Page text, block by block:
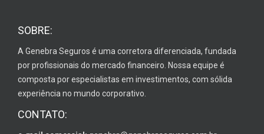
SOBRE:
A Genebra Seguros é uma corretora diferenciada, fundada
por profissionais do mercado financeiro. Nossa equipe é
composta por especialistas em investimentos, com sólida
experiência no mundo corporativo.
CONTATO: